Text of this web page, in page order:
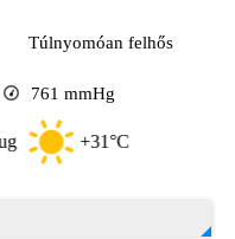
Túlnyomóan felhős
761 mmHg
+31°C